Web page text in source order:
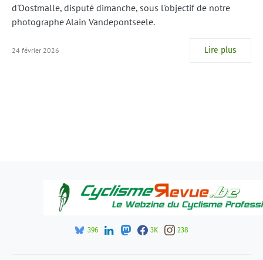
d'Oostmalle, disputé dimanche, sous l'objectif de notre
photographe Alain Vandepontseele.
24 février 2026 Lire plus
396 3K 238